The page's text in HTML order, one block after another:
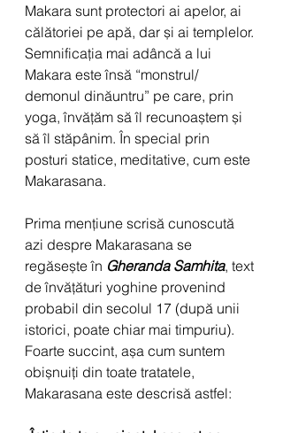
Makara sunt protectori ai apelor, ai
călătoriei pe apă, dar și ai templelor.
Semnificația mai adâncă a lui
Makara este însă “monstrul/
demonul dinăuntru” pe care, prin
yoga, învățăm să îl recunoaștem și
să îl stăpânim. În special prin
posturi statice, meditative, cum este
Makarasana.
Prima mențiune scrisă cunoscută
azi despre Makarasana se
regăsește în Gheranda Samhita, text
de învățături yoghine provenind
probabil din secolul 17 (după unii
istorici, poate chiar mai timpuriu).
Foarte succint, așa cum suntem
obișnuiți din toate tratatele,
Makarasana este descrisă astfel: